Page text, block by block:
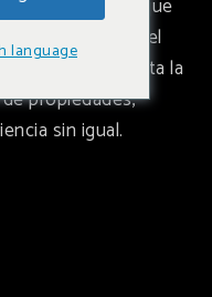
Nuestro enfoque
los aspectos del
hasta la
propiedades,
sin igual.
language